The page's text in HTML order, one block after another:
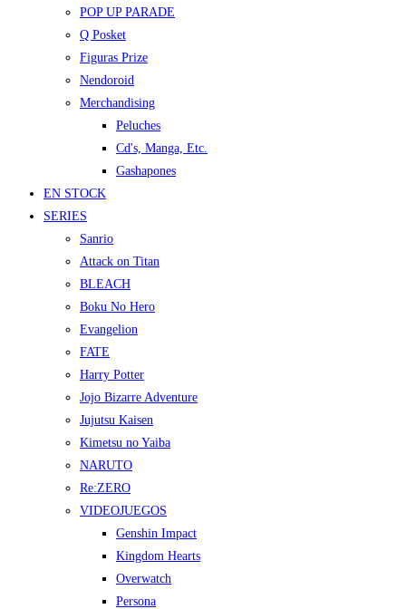
POP UP PARADE
Q Posket
Figuras Prize
Nendoroid
Merchandising
Peluches
Cd's, Manga, Etc.
Gashapones
EN STOCK
SERIES
Sanrio
Attack on Titan
BLEACH
Boku No Hero
Evangelion
FATE
Harry Potter
Jojo Bizarre Adventure
Jujutsu Kaisen
Kimetsu no Yaiba
NARUTO
Re:ZERO
VIDEOJUEGOS
Genshin Impact
Kingdom Hearts
Overwatch
Persona